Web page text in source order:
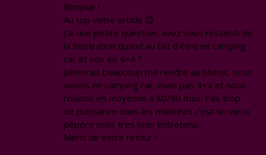
Bonjour !
Au top votre article 😊
J’ai une petite question, avez vous ressenti de
la frustration quand au fait d’être en camping
car et non en 4×4 ?
Jaimerais beaucoup me rendre au Maroc, nous
vivons en camping car, mais pas 4×4 et nous
roulons en moyenne a 80/90 max. Pas trop
de puissance dans les montées c’est un vieux
pépère mais tres bien entretenu.
Merci de votre retour !